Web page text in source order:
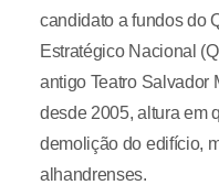
candidato a fundos do
Estratégico Nacional
antigo Teatro Salvador
desde 2005, altura em
demolição do edifício,
alhandrenses.